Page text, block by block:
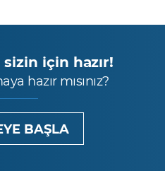
sizin için hazır!
hazır mısınız?
BAŞLA